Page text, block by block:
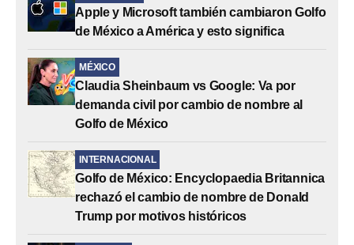
Apple y Microsoft también cambiaron Golfo
de México a América y esto significa
MÉXICO
Claudia Sheinbaum vs Google: Va por
demanda civil por cambio de nombre al
Golfo de México
INTERNACIONAL
Golfo de México: Encyclopaedia Britannica
rechazó el cambio de nombre de Donald
Trump por motivos históricos